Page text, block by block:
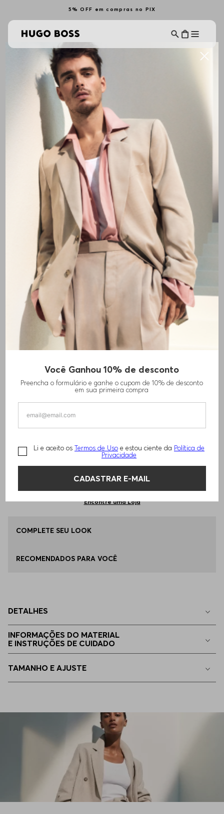
5% OFF em compras no PIX
Você Ganhou 10% de desconto
Preencha o formulário e ganhe o cupom de 10% de desconto
em sua primeira compra
Li e aceito os Termos de Uso e estou ciente da Política de
Privacidade
CADASTRAR E-MAIL
BLAZER DESCONTRAÍDO EM TECIDO MATE
680,00
32 Apenas1no estoque
34
36
42 Indisponível
44 Indisponível
46 Indisponível
ADICIONAR AO CARRINHO
Encontre uma Loja
COMPLETE SEU LOOK
RECOMENDADOS PARA VOCÊ
DETALHES
INFORMAÇÕES DO MATERIAL
E INSTRUÇÕES DE CUIDADO
TAMANHO E AJUSTE